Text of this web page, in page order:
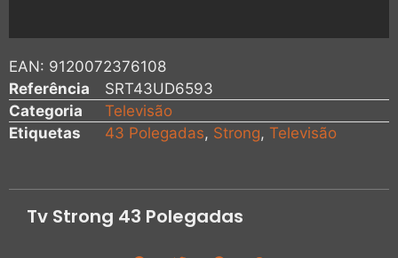
EAN: 9120072376108
Referência
SRT43UD6593
Categoria
Televisão
Etiquetas
43 Polegadas, Strong, Televisão
Tv Strong 43 Polegadas